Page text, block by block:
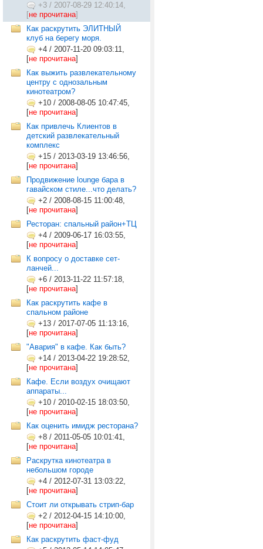
+3 / 2007-08-29 12:40:14,
[не прочитана]
Как раскрутить ЭЛИТНЫЙ
клуб на берегу моря.
+4 / 2007-11-20 09:03:11,
[не прочитана]
Как выжить развлекательному
центру с однозальным
кинотеатром?
+10 / 2008-08-05 10:47:45,
[не прочитана]
Как привлечь Клиентов в
детский развлекательный
комплекс
+15 / 2013-03-19 13:46:56,
[не прочитана]
Продвижение lounge бара в
гавайском стиле...что делать?
+2 / 2008-08-15 11:00:48,
[не прочитана]
Ресторан: спальный район+ТЦ
+4 / 2009-06-17 16:03:55,
[не прочитана]
К вопросу о доставке сет-
ланчей...
+6 / 2013-11-22 11:57:18,
[не прочитана]
Как раскрутить кафе в
спальном районе
+13 / 2017-07-05 11:13:16,
[не прочитана]
"Авария" в кафе. Как быть?
+14 / 2013-04-22 19:28:52,
[не прочитана]
Кафе. Если воздух очищают
аппараты...
+10 / 2010-02-15 18:03:50,
[не прочитана]
Как оценить имидж ресторана?
+8 / 2011-05-05 10:01:41,
[не прочитана]
Раскрутка кинотеатра в
небольшом городе
+4 / 2012-07-31 13:03:22,
[не прочитана]
Стоит ли открывать стрип-бар
+2 / 2012-04-15 14:10:00,
[не прочитана]
Как раскрутить фаст-фуд